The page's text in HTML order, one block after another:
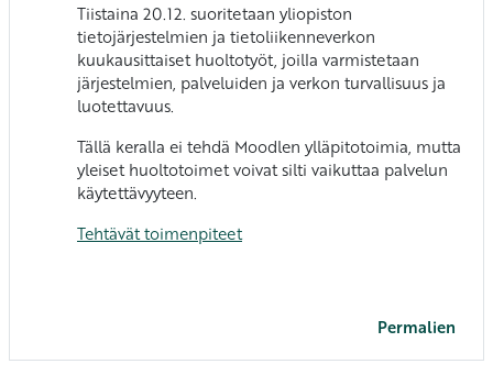
Tiistaina 20.12. suoritetaan yliopiston
tietojärjestelmien ja tietoliikenneverkon
kuukausittaiset huoltotyöt, joilla varmistetaan
järjestelmien, palveluiden ja verkon turvallisuus ja
luotettavuus.
Tällä keralla ei tehdä Moodlen ylläpitotoimia, mutta
yleiset huoltotoimet voivat silti vaikuttaa palvelun
käytettävyyteen.
Tehtävät toimenpiteet
Permalien